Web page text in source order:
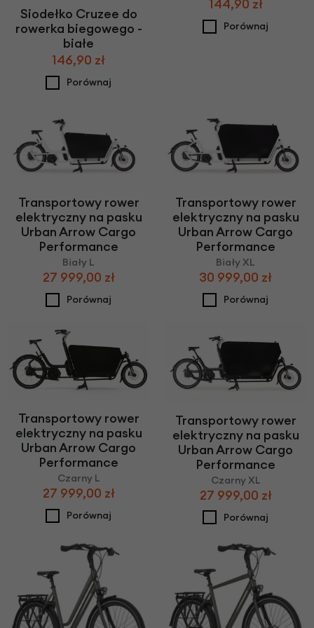
Siodełko Cruzee do
rowerka biegowego -
białe
146,90 zł
Porównaj
144,90 zł
Porównaj
Transportowy rower
elektryczny na pasku
Urban Arrow Cargo
Performance
Biały L
27 999,00 zł
Porównaj
Transportowy rower
elektryczny na pasku
Urban Arrow Cargo
Performance
Biały XL
30 999,00 zł
Porównaj
Transportowy rower
elektryczny na pasku
Urban Arrow Cargo
Performance
Czarny L
27 999,00 zł
Porównaj
Transportowy rower
elektryczny na pasku
Urban Arrow Cargo
Performance
Czarny XL
27 999,00 zł
Porównaj